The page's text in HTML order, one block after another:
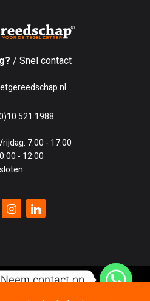
/ Snel contact
521 1988
7:00 - 17:00
- 12:00
- 2026
Neem contact op